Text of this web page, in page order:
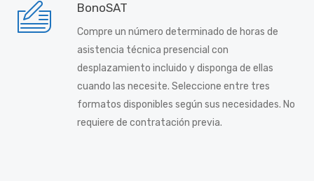
BonoSAT
Compre un número determinado de horas de
asistencia técnica presencial con
desplazamiento incluido y disponga de ellas
cuando las necesite. Seleccione entre tres
formatos disponibles según sus necesidades. No
requiere de contratación previa.